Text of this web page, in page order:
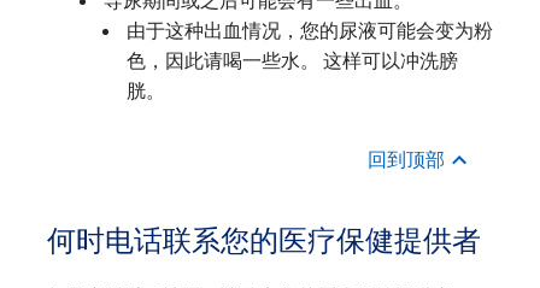
由于这种出血情况，您的尿液可能会变为粉
色，因此请喝一些水。 这样可以冲洗膀
胱。
回到顶部
何时电话联系您的医疗保健提供者